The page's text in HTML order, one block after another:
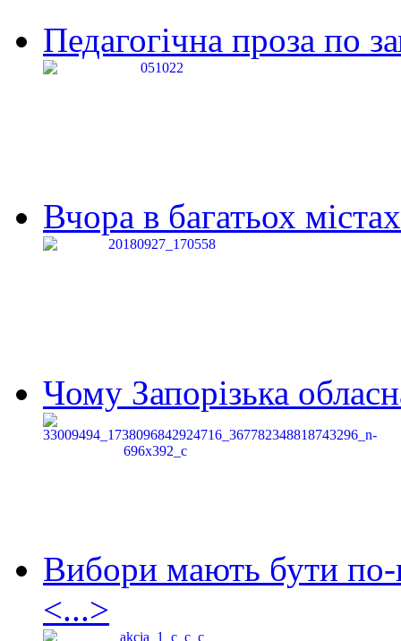
Педагогічна проза по
Вчора в багатьох
Чому Запорізька
Вибори мають бути по-
<...>